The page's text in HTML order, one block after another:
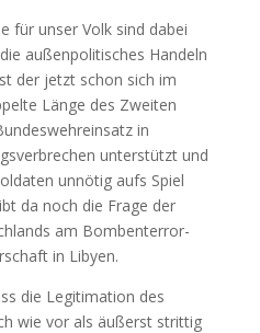
für unser Volk sind dabei
außenpolitisches Handeln
der jetzt schon sich im
Länge des Zweiten
in
unterstützt und
unnötig aufs Spiel
da noch die Frage der
am Bombenterror-
in Libyen.
die Legitimation des
wie vor als äußerst strittig